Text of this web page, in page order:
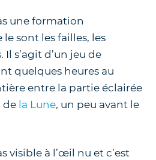
une formation
sont les failles, les
Il s’agit d’un jeu de
quelques heures au
entre la partie éclairée
de la Lune, un peu avant le
visible à l’œil nu et c’est